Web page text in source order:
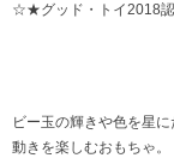
☆★グッド・トイ2018
ビー玉の輝きや色を星
動きを楽しむおもちゃ。